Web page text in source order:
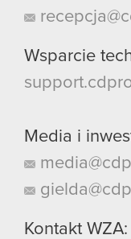
Wsparcie
Media i
Kontakt WZA: